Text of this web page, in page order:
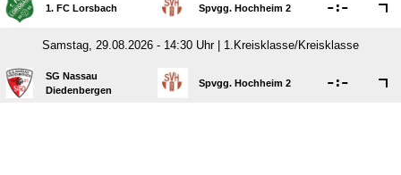
1. FC Lorsbach Spvgg. Hochheim 2 :
Samstag, 29.08.2026 - 14:30 Uhr | 1.Kreisklasse/Kreisklasse
SG Nassau
Diedenbergen
Spvgg. Hochheim 2 :